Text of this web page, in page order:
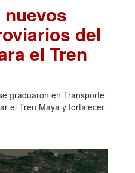
nuevos
del
el Tren
graduaron en Transporte
el Tren Maya y fortalecer